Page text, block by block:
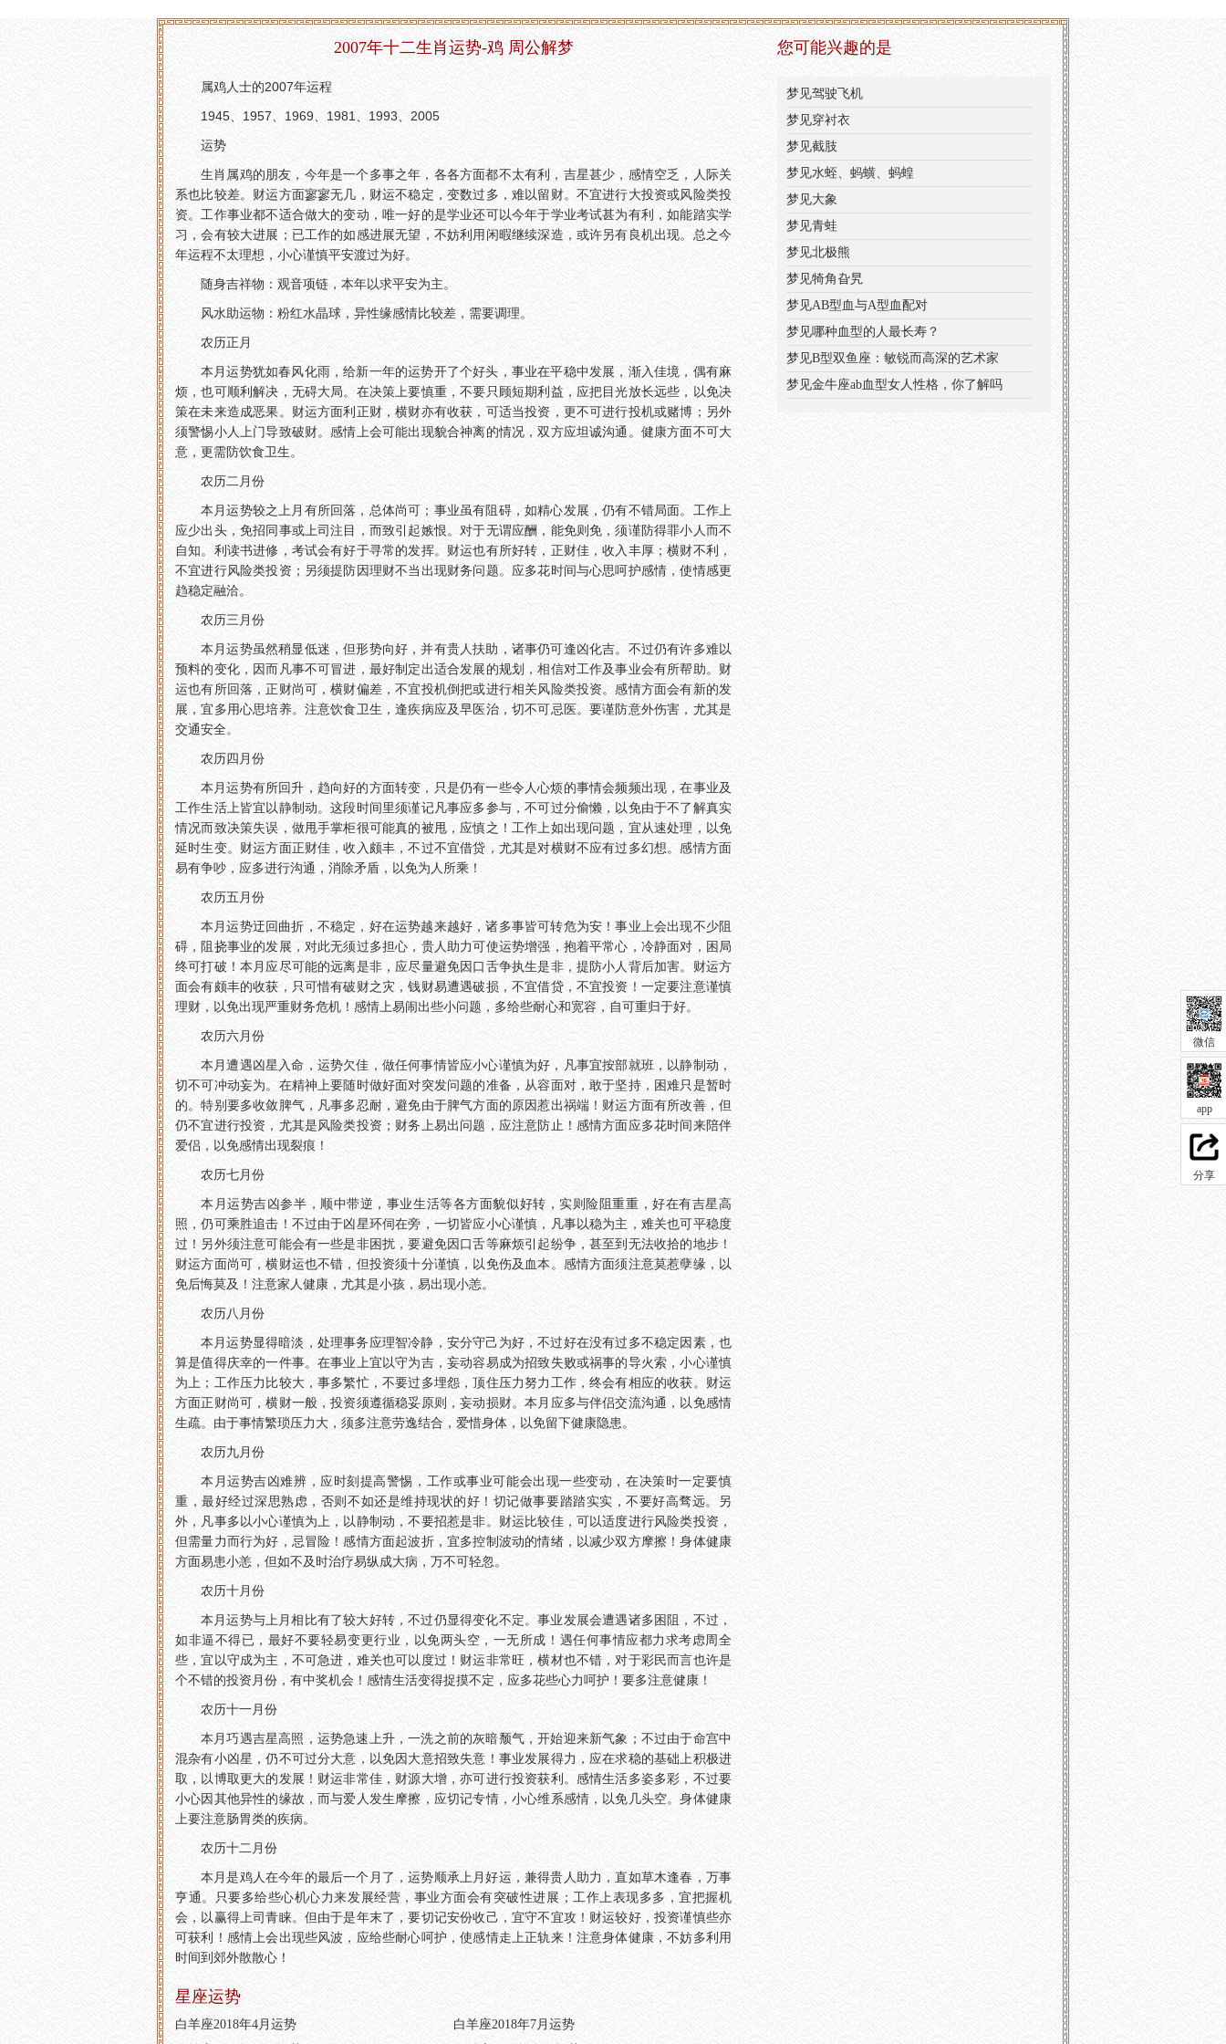
2007年十二生肖运势-鸡 周公解梦
属鸡人士的2007年运程
1945、1957、1969、1981、1993、2005
运势
生肖属鸡的朋友，今年是一个多事之年，各各方面都不太有利，吉星甚少，感情空乏，人际关
系也比较差。财运方面寥寥无几，财运不稳定，变数过多，难以留财。不宜进行大投资或风险类投
资。工作事业都不适合做大的变动，唯一好的是学业还可以今年于学业考试甚为有利，如能踏实学
习，会有较大进展；已工作的如感进展无望，不妨利用闲暇继续深造，或许另有良机出现。总之今
年运程不太理想，小心谨慎平安渡过为好。
随身吉祥物：观音项链，本年以求平安为主。
风水助运物：粉红水晶球，异性缘感情比较差，需要调理。
农历正月
本月运势犹如春风化雨，给新一年的运势开了个好头，事业在平稳中发展，渐入佳境，偶有麻
烦，也可顺利解决，无碍大局。在决策上要慎重，不要只顾短期利益，应把目光放长远些，以免决
策在未来造成恶果。财运方面利正财，横财亦有收获，可适当投资，更不可进行投机或赌博；另外
须警惕小人上门导致破财。感情上会可能出现貌合神离的情况，双方应坦诚沟通。健康方面不可大
意，更需防饮食卫生。
农历二月份
本月运势较之上月有所回落，总体尚可；事业虽有阻碍，如精心发展，仍有不错局面。工作上
应少出头，免招同事或上司注目，而致引起嫉恨。对于无谓应酬，能免则免，须谨防得罪小人而不
自知。利读书进修，考试会有好于寻常的发挥。财运也有所好转，正财佳，收入丰厚；横财不利，
不宜进行风险类投资；另须提防因理财不当出现财务问题。应多花时间与心思呵护感情，使情感更
趋稳定融洽。
农历三月份
本月运势虽然稍显低迷，但形势向好，并有贵人扶助，诸事仍可逢凶化吉。不过仍有许多难以
预料的变化，因而凡事不可冒进，最好制定出适合发展的规划，相信对工作及事业会有所帮助。财
运也有所回落，正财尚可，横财偏差，不宜投机倒把或进行相关风险类投资。感情方面会有新的发
展，宜多用心思培养。注意饮食卫生，逢疾病应及早医治，切不可忌医。要谨防意外伤害，尤其是
交通安全。
农历四月份
本月运势有所回升，趋向好的方面转变，只是仍有一些令人心烦的事情会频频出现，在事业及
工作生活上皆宜以静制动。这段时间里须谨记凡事应多参与，不可过分偷懒，以免由于不了解真实
情况而致决策失误，做甩手掌柜很可能真的被甩，应慎之！工作上如出现问题，宜从速处理，以免
延时生变。财运方面正财佳，收入颇丰，不过不宜借贷，尤其是对横财不应有过多幻想。感情方面
易有争吵，应多进行沟通，消除矛盾，以免为人所乘！
农历五月份
本月运势迂回曲折，不稳定，好在运势越来越好，诸多事皆可转危为安！事业上会出现不少阻
碍，阻挠事业的发展，对此无须过多担心，贵人助力可使运势增强，抱着平常心，冷静面对，困局
终可打破！本月应尽可能的远离是非，应尽量避免因口舌争执生是非，提防小人背后加害。财运方
面会有颇丰的收获，只可惜有破财之灾，钱财易遭遇破损，不宜借贷，不宜投资！一定要注意谨慎
理财，以免出现严重财务危机！感情上易闹出些小问题，多给些耐心和宽容，自可重归于好。
农历六月份
本月遭遇凶星入命，运势欠佳，做任何事情皆应小心谨慎为好，凡事宜按部就班，以静制动，
切不可冲动妄为。在精神上要随时做好面对突发问题的准备，从容面对，敢于坚持，困难只是暂时
的。特别要多收敛脾气，凡事多忍耐，避免由于脾气方面的原因惹出祸端！财运方面有所改善，但
仍不宜进行投资，尤其是风险类投资；财务上易出问题，应注意防止！感情方面应多花时间来陪伴
爱侣，以免感情出现裂痕！
农历七月份
本月运势吉凶参半，顺中带逆，事业生活等各方面貌似好转，实则险阻重重，好在有吉星高
照，仍可乘胜追击！不过由于凶星环伺在旁，一切皆应小心谨慎，凡事以稳为主，难关也可平稳度
过！另外须注意可能会有一些是非困扰，要避免因口舌等麻烦引起纷争，甚至到无法收拾的地步！
财运方面尚可，横财运也不错，但投资须十分谨慎，以免伤及血本。感情方面须注意莫惹孽缘，以
免后悔莫及！注意家人健康，尤其是小孩，易出现小恙。
农历八月份
本月运势显得暗淡，处理事务应理智冷静，安分守己为好，不过好在没有过多不稳定因素，也
算是值得庆幸的一件事。在事业上宜以守为吉，妄动容易成为招致失败或祸事的导火索，小心谨慎
为上；工作压力比较大，事多繁忙，不要过多埋怨，顶住压力努力工作，终会有相应的收获。财运
方面正财尚可，横财一般，投资须遵循稳妥原则，妄动损财。本月应多与伴侣交流沟通，以免感情
生疏。由于事情繁琐压力大，须多注意劳逸结合，爱惜身体，以免留下健康隐患。
农历九月份
本月运势吉凶难辨，应时刻提高警惕，工作或事业可能会出现一些变动，在决策时一定要慎
重，最好经过深思熟虑，否则不如还是维持现状的好！切记做事要踏踏实实，不要好高骛远。另
外，凡事多以小心谨慎为上，以静制动，不要招惹是非。财运比较佳，可以适度进行风险类投资，
但需量力而行为好，忌冒险！感情方面起波折，宜多控制波动的情绪，以减少双方摩擦！身体健康
方面易患小恙，但如不及时治疗易纵成大病，万不可轻忽。
农历十月份
本月运势与上月相比有了较大好转，不过仍显得变化不定。事业发展会遭遇诸多困阻，不过，
如非逼不得已，最好不要轻易变更行业，以免两头空，一无所成！遇任何事情应都力求考虑周全
些，宜以守成为主，不可急进，难关也可以度过！财运非常旺，横材也不错，对于彩民而言也许是
个不错的投资月份，有中奖机会！感情生活变得捉摸不定，应多花些心力呵护！要多注意健康！
农历十一月份
本月巧遇吉星高照，运势急速上升，一洗之前的灰暗颓气，开始迎来新气象；不过由于命宫中
混杂有小凶星，仍不可过分大意，以免因大意招致失意！事业发展得力，应在求稳的基础上积极进
取，以博取更大的发展！财运非常佳，财源大增，亦可进行投资获利。感情生活多姿多彩，不过要
小心因其他异性的缘故，而与爱人发生摩擦，应切记专情，小心维系感情，以免几头空。身体健康
上要注意肠胃类的疾病。
农历十二月份
本月是鸡人在今年的最后一个月了，运势顺承上月好运，兼得贵人助力，直如草木逢春，万事
亨通。只要多给些心机心力来发展经营，事业方面会有突破性进展；工作上表现多多，宜把握机
会，以赢得上司青睐。但由于是年末了，要切记安份收己，宜守不宜攻！财运较好，投资谨慎些亦
可获利！感情上会出现些风波，应给些耐心呵护，使感情走上正轨来！注意身体健康，不妨多利用
时间到郊外散散心！
星座运势
白羊座2018年4月运势
白羊座2018年7月运势
您可能兴趣的是
梦见驾驶飞机
梦见穿衬衣
梦见截肢
梦见水蛭、蚂蟥、蚂蝗
梦见大象
梦见青蛙
梦见北极熊
梦见犄角旮旯
梦见AB型血与A型血配对
梦见哪种血型的人最长寿？
梦见B型双鱼座：敏锐而高深的艺术家
梦见金牛座ab血型女人性格，你了解吗
微信
app
分享